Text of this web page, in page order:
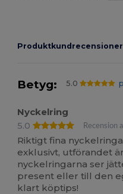
Produktkundrecensioner
Betyg: 5.0
Nyckelring
5.0
Recension
Riktigt fina
exklusivt, utförandet
nyckelringarna ser
present eller till den
klart köptips!